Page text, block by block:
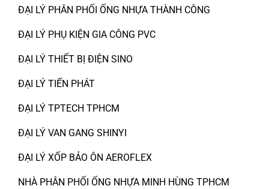
ĐẠI LÝ PHÂN PHỐI ỐNG NHỰA THÀNH CÔNG
ĐẠI LÝ PHỤ KIỆN GIA CÔNG PVC
ĐẠI LÝ THIẾT BỊ ĐIỆN SINO
ĐẠI LÝ TIẾN PHÁT
ĐẠI LÝ TPTECH TPHCM
ĐẠI LÝ VAN GANG SHINYI
ĐẠI LÝ XỐP BẢO ÔN AEROFLEX
NHÀ PHÂN PHỐI ỐNG NHỰA MINH HÙNG TPHCM